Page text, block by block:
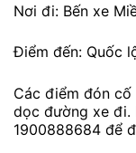
Nơi đi: Bến xe
Điểm đến: Quốc
Các điểm đón
dọc đường xe đi.
1900888684 để